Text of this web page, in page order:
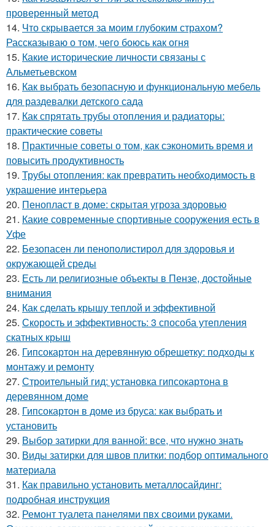
проверенный метод
14. Что скрывается за моим глубоким страхом?
Рассказываю о том, чего боюсь как огня
15. Какие исторические личности связаны с
Альметьевском
16. Как выбрать безопасную и функциональную мебель
для раздевалки детского сада
17. Как спрятать трубы отопления и радиаторы:
практические советы
18. Практичные советы о том, как сэкономить время и
повысить продуктивность
19. Трубы отопления: как превратить необходимость в
украшение интерьера
20. Пенопласт в доме: скрытая угроза здоровью
21. Какие современные спортивные сооружения есть в
Уфе
22. Безопасен ли пенополистирол для здоровья и
окружающей среды
23. Есть ли религиозные объекты в Пензе, достойные
внимания
24. Как сделать крышу теплой и эффективной
25. Скорость и эффективность: 3 способа утепления
скатных крыш
26. Гипсокартон на деревянную обрешетку: подходы к
монтажу и ремонту
27. Строительный гид: установка гипсокартона в
деревянном доме
28. Гипсокартон в доме из бруса: как выбрать и
установить
29. Выбор затирки для ванной: все, что нужно знать
30. Виды затирки для швов плитки: подбор оптимального
материала
31. Как правильно установить металлосайдинг:
подробная инструкция
32. Ремонт туалета панелями пвх своими руками.